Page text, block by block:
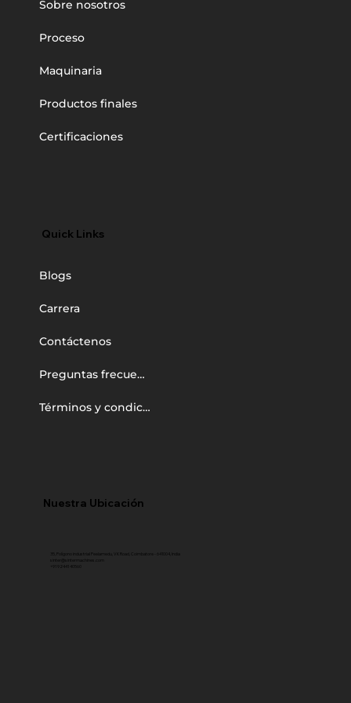
Sobre nosotros
Proceso
Maquinaria
Productos finales
Certificaciones
Quick Links
Blogs
Carrera
Contáctenos
Preguntas frecuentes
Términos y condiciones
Nuestra Ubicación
35, Polígono industrial Peelamedu, VK Road, Coimbatore - 641004, India
sinter@sintermachines.com
+91 92441 40560